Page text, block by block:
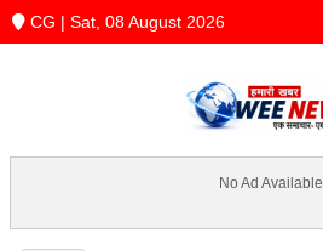
CG | Sat, 08 August 2026
No Ad Available